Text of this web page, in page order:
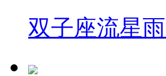
双子座流星